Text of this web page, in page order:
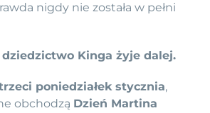
nigdy nie została w pełni
dziedzictwo Kinga żyje dalej.
poniedziałek stycznia,
obchodzą Dzień Martina